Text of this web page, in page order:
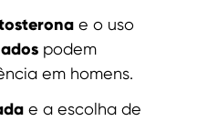
e o uso
podem
em homens.
e a escolha de